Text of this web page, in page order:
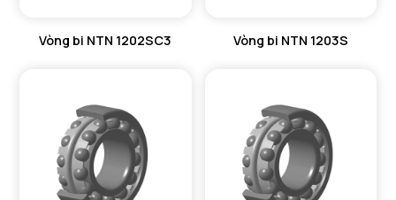
Vòng bi NTN 1202SC3 Vòng bi NTN 1203S